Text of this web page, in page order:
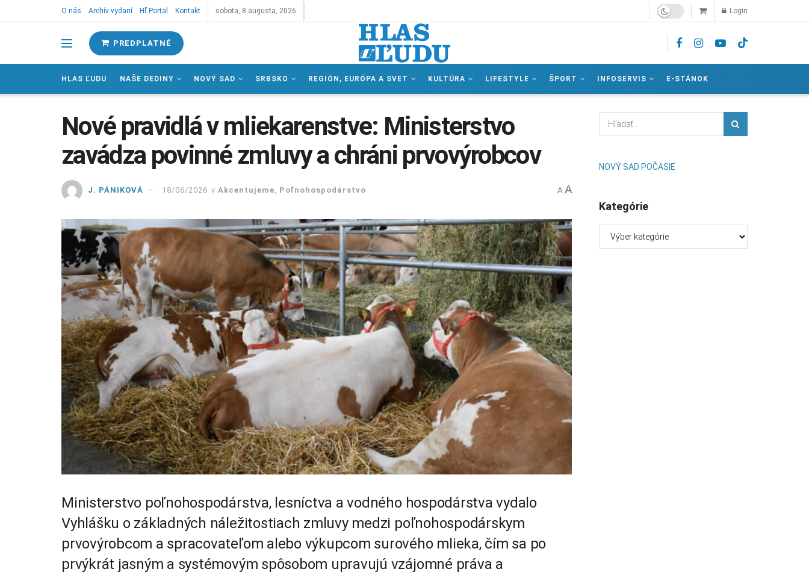
O nás Archív vydaní Hľ Portal Kontakt sobota, 8 augusta, 2026 Login
PREDPLATNÉ
HLAS ĽUDU NAŠE DEDINY NOVÝ SAD SRBSKO REGIÓN, EURÓPA A SVET KULTÚRA LIFESTYLE ŠPORT INFOSERVIS E-STÁNOK
Nové pravidlá v mliekarenstve: Ministerstvo
zavádza povinné zmluvy a chráni prvovýrobcov
J. PÁNIKOVÁ 18/06/2026 v Akcentujeme Poľnohospodárstvo A A
Ministerstvo poľnohospodárstva, lesníctva a vodného hospodárstva vydalo
Vyhlášku o základných náležitostiach zmluvy medzi poľnohospodárskym
prvovýrobcom a spracovateľom alebo výkupcom surového mlieka, čím sa po
prvýkrát jasným a systémovým spôsobom upravujú vzájomné práva a
NOVÝ SAD POČASIE
Kategórie